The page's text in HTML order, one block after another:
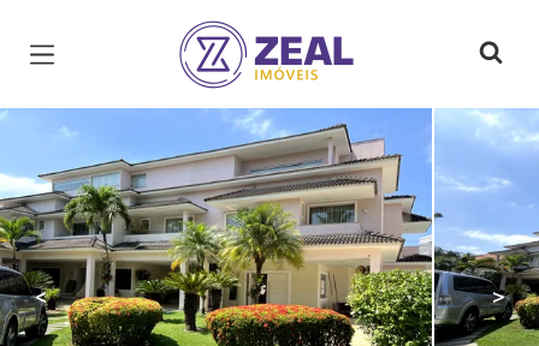
Página inicial
< >